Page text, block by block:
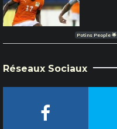
Potins People 🌟
Réseaux Sociaux